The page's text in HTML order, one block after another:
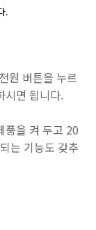
.
원 버튼을 누르
시면 됩니다.
품을 켜 두고 20
는 기능도 갖추